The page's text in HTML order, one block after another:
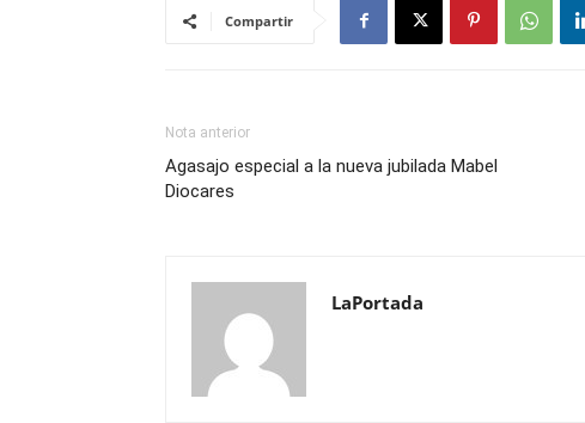
Compartir
Nota anterior
Agasajo especial a la nueva jubilada Mabel
Diocares
LaPortada